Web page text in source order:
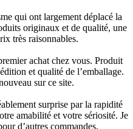
qui ont largement déplacé la
originaux et de qualité, une
très raisonnables.
achat chez vous. Produit
et qualité de l’emballage.
sur ce site.
surprise par la rapidité
amabilité et votre sériosité. Je
d’autres commandes.